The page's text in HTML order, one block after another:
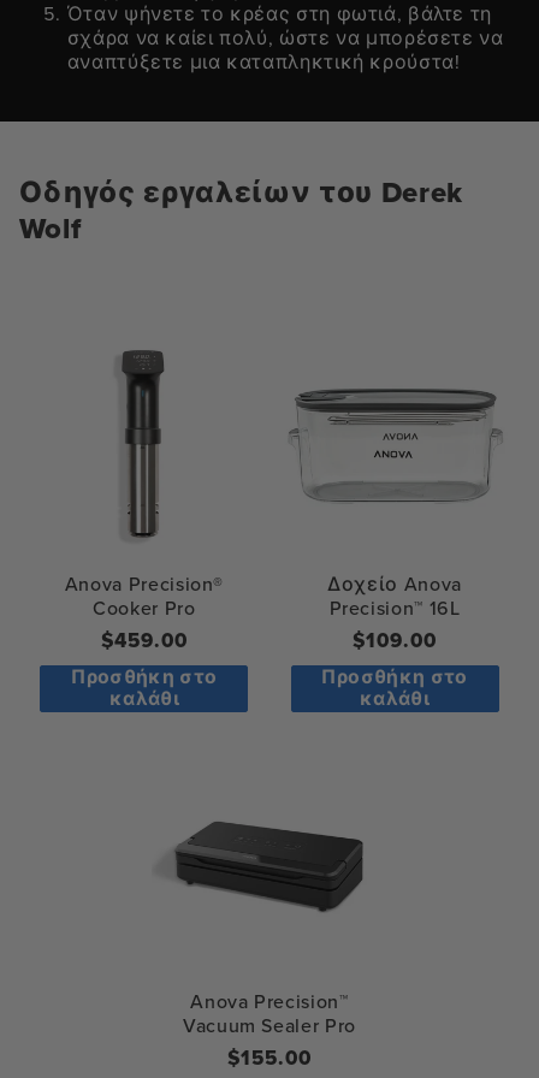
Όταν ψήνετε το κρέας στη φωτιά, βάλτε τη
σχάρα να καίει πολύ, ώστε να μπορέσετε να
αναπτύξετε μια καταπληκτική κρούστα!
Οδηγός εργαλείων του Derek
Wolf
Anova Precision®
Cooker Pro
Κανονική
τιμή
$459.00
Προσθήκη στο
καλάθι
Δοχείο Anova
Precision™ 16L
Κανονική
τιμή
$109.00
Προσθήκη στο
καλάθι
Anova Precision™
Vacuum Sealer Pro
Regular
$155.00